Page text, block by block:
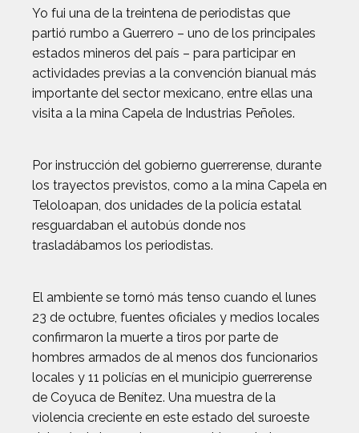
Yo fui una de la treintena de periodistas que
partió rumbo a Guerrero – uno de los principales
estados mineros del país – para participar en
actividades previas a la convención bianual más
importante del sector mexicano, entre ellas una
visita a la mina Capela de Industrias Peñoles.
Por instrucción del gobierno guerrerense, durante
los trayectos previstos, como a la mina Capela en
Teloloapan, dos unidades de la policía estatal
resguardaban el autobús donde nos
trasladábamos los periodistas.
El ambiente se tornó más tenso cuando el lunes
23 de octubre, fuentes oficiales y medios locales
confirmaron la muerte a tiros por parte de
hombres armados de al menos dos funcionarios
locales y 11 policías en el municipio guerrerense
de Coyuca de Benítez. Una muestra de la
violencia creciente en este estado del suroeste